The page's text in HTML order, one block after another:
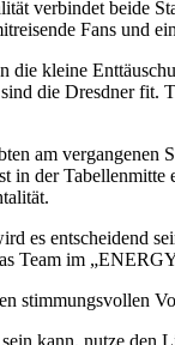
verbindet beide
Fans und
die kleine
die Dresdner fit.
am vergangenen
in der Tabellenmitte
es entscheidend
Team im
stimmungsvollen
kann, nutze den